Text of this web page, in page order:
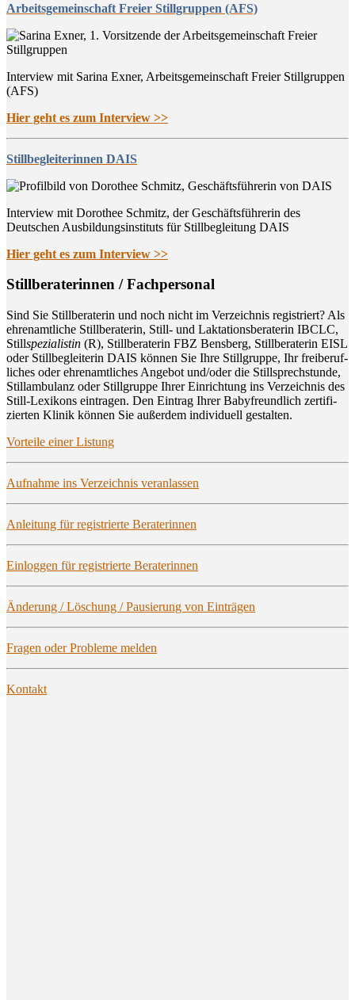
Arbeitsgemeinschaft Freier Stillgruppen (AFS)
Interview mit Sarina Exner, Arbeitsgemeinschaft Freier Stillgruppen
(AFS)
Hier geht es zum Interview >>
Stillbegleiterinnen DAIS
Interview mit Dorothee Schmitz, der Geschäftsführerin des
Deutschen Ausbildungsinstituts für Stillbegleitung DAIS
Hier geht es zum Interview >>
Still­be­ra­te­rin­nen / Fachpersonal
Sind Sie Still­be­ra­te­rin und noch nicht im Ver­zeich­nis regis­triert? Als
ehren­amt­li­che Still­be­ra­te­rin, Still- und Lak­ta­ti­ons­be­ra­te­rin IBCLC,
Stillspe­zia­lis­tin (R), Still­be­ra­te­rin FBZ Bens­berg, Still­be­ra­te­rin EISL
oder Still­be­glei­te­rin DAIS kön­nen Sie Ihre Still­grup­pe, Ihr frei­be­ruf­
li­ches oder ehren­amt­li­ches Ange­bot und/oder die Still­sprech­stun­de,
Still­am­bu­lanz oder Still­grup­pe Ihrer Ein­rich­tung ins Ver­zeich­nis des
Still-Lexi­kons ein­tra­gen. Den Ein­trag Ihrer Baby­freund­lich zer­ti­fi­
zier­ten Kli­nik kön­nen Sie außer­dem indi­vi­du­ell gestalten.
Vor­tei­le einer Listung
Auf­nah­me ins Ver­zeich­nis veranlassen
Anlei­tung für regis­trier­te Beraterinnen
Ein­log­gen für regis­trier­te Beraterinnen
Ände­rung / Löschung / Pau­sie­rung von Einträgen
Fra­gen oder Pro­ble­me melden
Kon­takt